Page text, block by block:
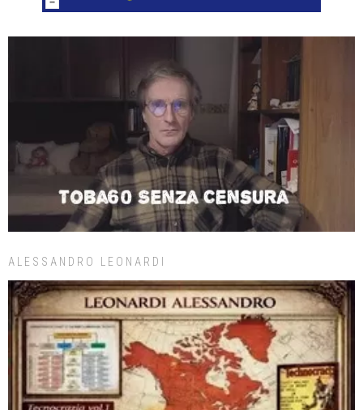
ALESSANDRO LEONARDI